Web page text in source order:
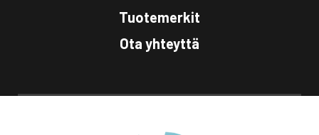
Tuotemerkit
Ota yhteyttä